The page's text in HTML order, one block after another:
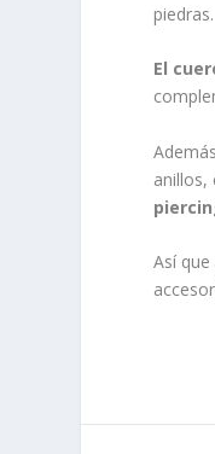
piedras.
El
anillos,
Así